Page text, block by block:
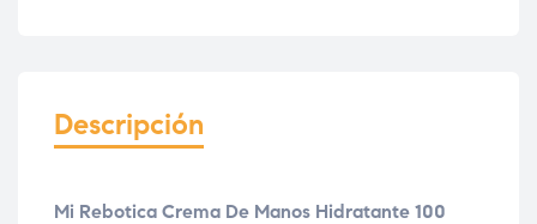
Descripción
Mi Rebotica Crema De Manos Hidratante 100